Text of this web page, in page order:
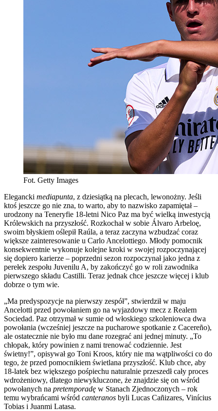
Fot. Getty Images
Elegancki mediapunta, z dziesiątką na plecach, lewonożny. Jeśli
ktoś jeszcze go nie zna, to warto, aby to nazwisko zapamiętał –
urodzony na Teneryfie 18-letni Nico Paz ma być wielką inwestycją
Królewskich na przyszłość. Rozkochał w sobie Álvaro Arbeloę,
swoim błyskiem oślepił Raúla, a teraz zaczyna wzbudzać coraz
większe zainteresowanie u Carlo Ancelottiego. Młody pomocnik
konsekwentnie wykonuje kolejne kroki w swojej rozpoczynającej
się dopiero karierze – poprzedni sezon rozpoczynał jako jedna z
perełek zespołu Juvenilu A, by zakończyć go w roli zawodnika
pierwszego składu Castilli. Teraz jednak chce jeszcze więcej i klub
dobrze o tym wie.
„Ma predyspozycje na pierwszy zespół”, stwierdził w maju
Ancelotti przed powołaniem go na wyjazdowy mecz z Realem
Sociedad. Paz otrzymał w sumie od włoskiego szkoleniowca dwa
powołania (wcześniej jeszcze na pucharowe spotkanie z Cacereño),
ale ostatecznie nie było mu dane rozegrać ani jednej minuty. „To
chłopak, który powinien z nami trenować codziennie. Jest
świetny!”, opisywał go Toni Kroos, który nie ma wątpliwości co do
tego, że przed pomocnikiem świetlana przyszłość. Klub chce, aby
18-latek bez większego pośpiechu naturalnie przeszedł cały proces
wdrożeniowy, dlatego niewykluczone, że znajdzie się on wśród
powołanych na pretemporadę w Stanach Zjednoczonych – rok
temu wybrańcami wśród canteranos byli Lucas Cañizares, Vinícius
Tobias i Juanmi Latasa.